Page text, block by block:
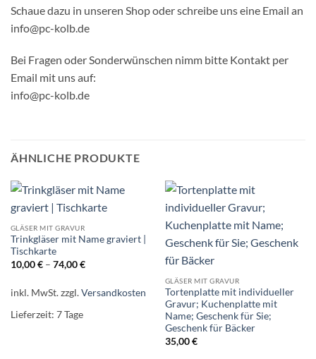
Schaue dazu in unseren Shop oder schreibe uns eine Email an
info@pc-kolb.de
Bei Fragen oder Sonderwünschen nimm bitte Kontakt per
Email mit uns auf:
info@pc-kolb.de
ÄHNLICHE PRODUKTE
GLÄSER MIT GRAVUR
Trinkgläser mit Name graviert |
Tischkarte
10,00€– 74,00€
inkl. MwSt.zzgl.Versandkosten
Lieferzeit: 7 Tage
GLÄSER MIT GRAVUR
Tortenplatte mit individueller
Gravur; Kuchenplatte mit
Name; Geschenk für Sie;
Geschenk für Bäcker
35,00€